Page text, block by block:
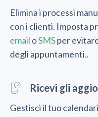
Elimina i processi
con i clienti. Imposta
email oSMSper
degli appuntamenti..
Ricevi gli
Gestisci il tuo